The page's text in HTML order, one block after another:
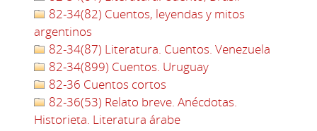
82-34(82) Cuentos, leyendas y mitos
argentinos
82-34(87) Literatura. Cuentos. Venezuela
82-34(899) Cuentos. Uruguay
82-36 Cuentos cortos
82-36(53) Relato breve. Anécdotas.
Historieta. Literatura árabe